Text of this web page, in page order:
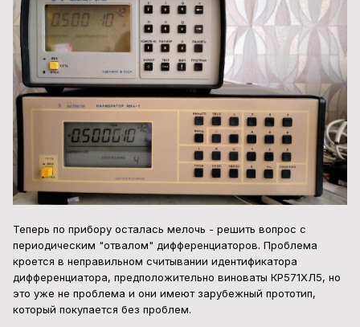
Теперь по прибору осталась мелочь - решить вопрос с
периодическим "отвалом" дифференциаторов. Проблема
кроется в неправильном считывании идентификатора
дифференциатора, предположительно виноваты КР571ХЛ5, но
это уже не проблема и они имеют зарубежный прототип,
который покупается без проблем.